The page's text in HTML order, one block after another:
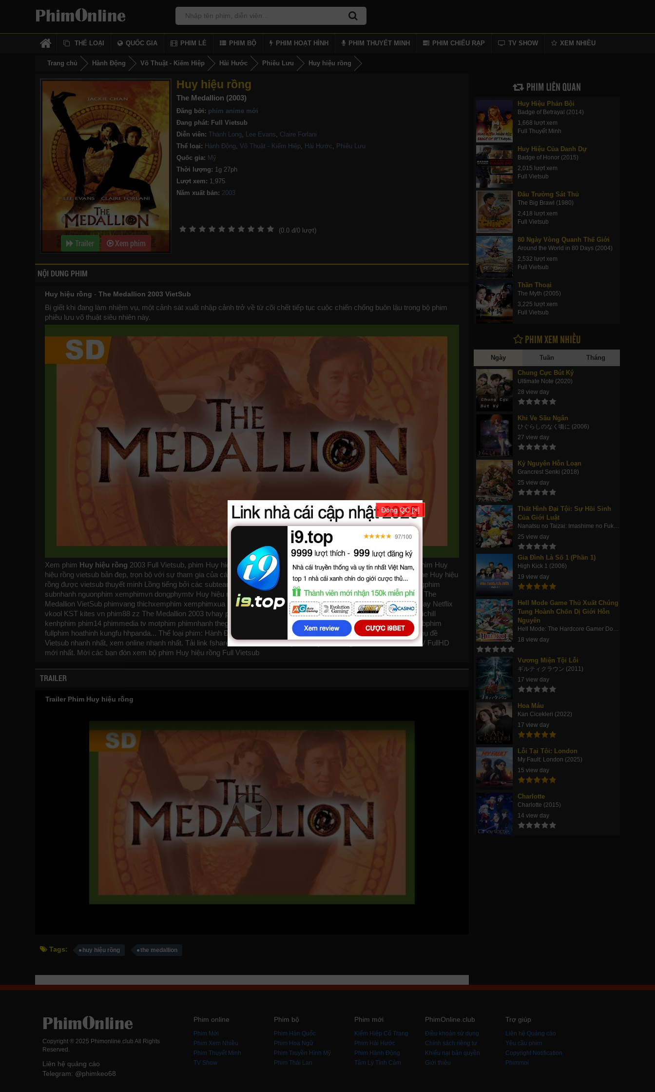
THỂ LOẠI QUỐC GIA PHIM LẺ PHIM BỘ PHIM HOẠT HÌNH PHIM THUYẾT MINH PHIM CHIẾU RẠP TV SHOW XEM NHIỀU
Trang chủ Hành Động Võ Thuật - Kiếm Hiệp Hài Hước Phiêu Lưu Huy hiệu rồng
Trailer Xem phim
Huy hiệu rồng
The Medallion (2003)
Đăng bởi: phim anime mới
Đang phát: Full Vietsub
Diễn viên: Thành Long, Lee Evans, Claire Forlani
Thể loại: Hành Động, Võ Thuật - Kiếm Hiệp, Hài Hước, Phiêu Lưu
Quốc gia: Mỹ
Thời lượng: 1g 27ph
Lượt xem: 1,975
Năm xuất bản:
(0.0 đ/0 lượt)
NỘI DUNG PHIM
Huy hiệu rồng - The Medallion 2003 VietSub
Bị giết khi đang làm nhiệm vụ, một cảnh sát xuất nhập cảnh trở về từ cõi chết tiếp tục cuộc chiến chống buôn lậu trong bộ phim
phiêu lưu võ thuật siêu nhiên này.
Xem phim Huy hiệu rồng 2003 Full Vietsub, phim Huy hieu rong được thuyết minh, phụ đề tiếng việt chất lượng HD, phim Huy
hiệu rồng vietsub bản đẹp, trọn bộ với sự tham gia của các diễn viên: Thành Long, Lee Evans, Claire Forlani. Phim online Huy hiệu
rồng được vietsub thuyết minh Lồng tiếng bởi các subteam nhưbilutv phimbathu phimmoi biphim
dongphim
subnhanh nguonphim xemphimvn dongphymtv Huy hiệu rồng, Huy hiệu rồng 2003, The Medallion, The Medallion 2003, The
Medallion VietSub phimvang thichxemphim xemphimxua phimdinhcao hdonline xuongphim thuvienhdmovie zingtv fptplay Netflix
vkool KST kites vn phim88 zz The Medallion 2003 tvhay phimhay hdvietnam phimonline animehay phimbocliphub
bichill
kenhphim phim14 phimmedia tv motphim phimnhanh thegioiphim ssphim phimnet luotphim vuighe hopphim webphim
fullphim hoathinh kungfu hhpanda... Thể loại phim: Hành Động, Võ Thuật - Kiếm Hiệp, Hài Hước, Phiêu Lưu cập nhật phụ đề
Vietsub nhanh nhất, xem online nhanh nhất. Tải link fshare drive và download phim Huy hiệu rồng vtv HTV SCTV GOTV FullHD
mới nhất. Mời các bạn đón xem bộ phim Huy hiệu rồng Full Vietsub
TRAILER
Trailer Phim Huy hiệu rồng
Tags: huy hiệu rồng the medallion
PHIM LIÊN QUAN
Huy Hiệu Phản Bội
Badge of Betrayal (2014)
1,668 lượt xem
Full Thuyết Minh
Huy Hiệu Của Danh Dự
Badge of Honor (2015)
2,015 lượt xem
Full Vietsub
Đấu Trường Sát Thủ
The Big Brawl (1980)
2,418 lượt xem
Full Vietsub
80 Ngày Vòng Quanh Thế Giới
Around the World in 80 Days (2004)
2,532 lượt xem
Full Vietsub
Thần Thoại
The Myth (2005)
3,225 lượt xem
Full Vietsub
PHIM XEM NHIỀU
Ngày Tuần Tháng
Chung Cực Bút Ký
Ultimate Note (2020)
28 view day
Khi Ve Sầu Ngân
ひぐらしのなく顷に (2006)
27 view day
Kỷ Nguyên Hỗn Loạn
Grancrest Senki (2018)
25 view day
Thất Hình Đại Tội: Sự Hồi Sinh
Của Giới Luật
Nanatsu no Taizai: Imashime no Fukkatsu (2018)
25 view day
Gia Đình Là Số 1 (Phần 1)
High Kick 1 (2006)
19 view day
Hell Mode Game Thủ Xuất Chúng
Tung Hoành Chốn Dị Giới Hỗn
Nguyên
Hell Mode: The Hardcore Gamer Dominates in Another World with Garbage Balancing (2026)
18 view day
Vương Miện Tội Lỗi
ギルティクラウン (2011)
17 view day
Hoa Máu
Kan Cicekleri (2022)
17 view day
Lỗi Tại Tôi: London
My Fault: London (2025)
15 view day
Charlotte
Charlotte (2015)
14 view day
Copyright ® 2025 Phimonline.club All Rights
Reserved.
Liên hệ quảng cáo
Telegram: @phimkeo68
Phim online
Phim Mới
Phim Xem Nhiều
Phim Thuyết Minh
TV Show
Phim bộ
Phim Hàn Quốc
Phim Hoa Ngữ
Phim Truyền Hình Mỹ
Phim Thái Lan
Phim mới
Kiếm Hiệp Cổ Trang
Phim Hài Hước
Phim Hành Động
Tâm Lý Tình Cảm
PhimOnline.club
Điều khoản sử dụng
Chính sách riêng tư
Khiếu nại bản quyền
Giới thiệu
Trợ giúp
Liên hệ Quảng cáo
Yêu cầu phim
Copyright Notification
Phimmoi
Đóng QC [×]